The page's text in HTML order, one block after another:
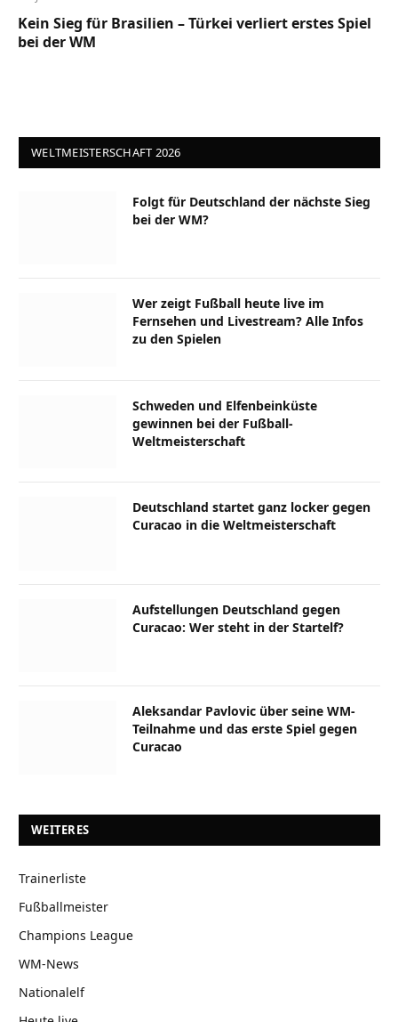
Kein Sieg für Brasilien – Türkei verliert erstes Spiel
bei der WM
WELTMEISTERSCHAFT 2026
Folgt für Deutschland der nächste Sieg
bei der WM?
Wer zeigt Fußball heute live im
Fernsehen und Livestream? Alle Infos
zu den Spielen
Schweden und Elfenbeinküste
gewinnen bei der Fußball-
Weltmeisterschaft
Deutschland startet ganz locker gegen
Curacao in die Weltmeisterschaft
Aufstellungen Deutschland gegen
Curacao: Wer steht in der Startelf?
Aleksandar Pavlovic über seine WM-
Teilnahme und das erste Spiel gegen
Curacao
WEITERES
Trainerliste
Fußballmeister
Champions League
WM-News
Nationalelf